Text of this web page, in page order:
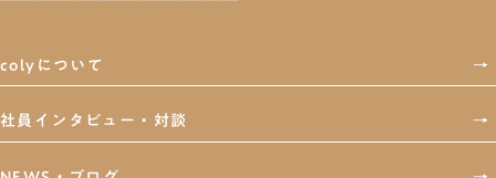
colyについて →
社員インタビュー・対談 →